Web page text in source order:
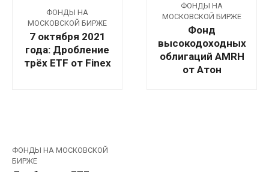
ФОНДЫ НА
МОСКОВСКОЙ БИРЖЕ
7 октября 2021
года: Дробление
трёх ETF от Finex
ФОНДЫ НА
МОСКОВСКОЙ БИРЖЕ
Фонд
высокодоходных
облигаций AMRH
от Атон
ФОНДЫ НА МОСКОВСКОЙ
БИРЖЕ